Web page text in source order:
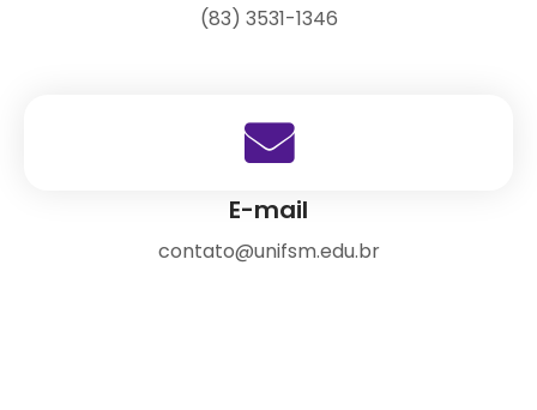
(83) 3531-1346
E-mail
contato@unifsm.edu.br